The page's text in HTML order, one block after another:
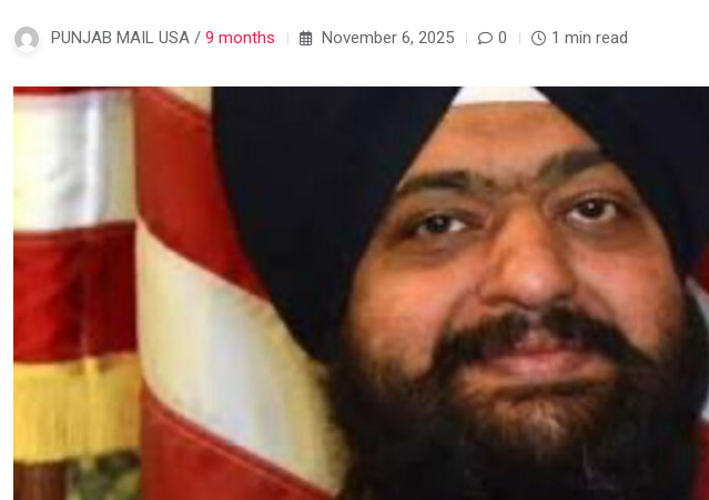
PUNJAB MAIL USA / 9 months November 6, 2025 0 1 min read